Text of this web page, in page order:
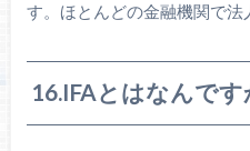
す。ほとんどの金融機関で法
16.IFAとはなんです